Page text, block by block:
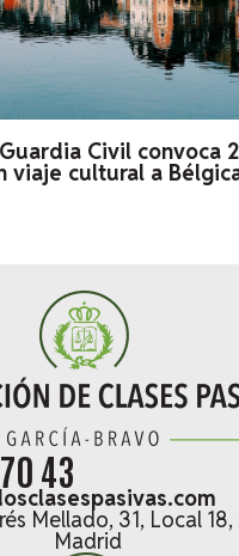
Civil convoca
viaje cultural a
43
Mellado, 31, Local
Madrid